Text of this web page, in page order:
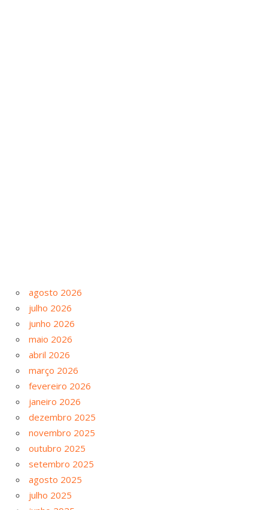
agosto 2026
julho 2026
junho 2026
maio 2026
abril 2026
março 2026
fevereiro 2026
janeiro 2026
dezembro 2025
novembro 2025
outubro 2025
setembro 2025
agosto 2025
julho 2025